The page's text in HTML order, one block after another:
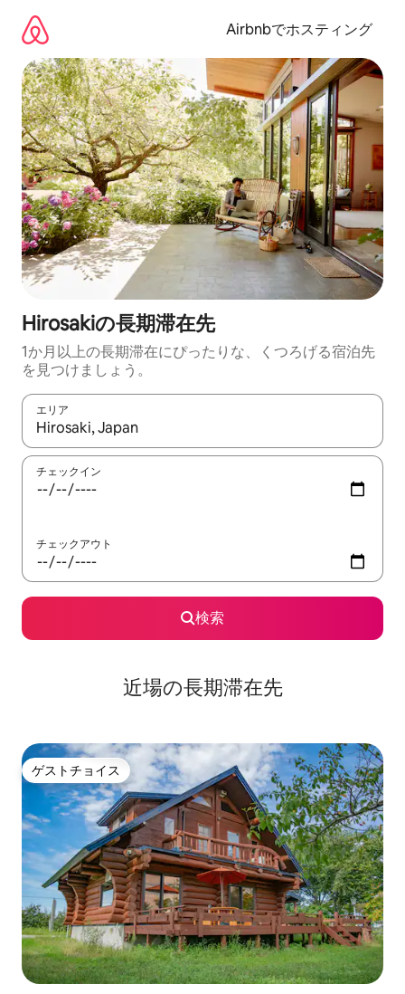
Airbnbでホスティング
Hirosakiの長期滞在先
1か月以上の長期滞在にぴったりな、くつろげる宿泊先
を見つけましょう。
エリア
検索結果が表示されたら、上下の矢印キーを使って移動するか
チェックイン
チェックアウト
検索
近場の長期滞在先
ゲストチョイス
ゲストチョイス